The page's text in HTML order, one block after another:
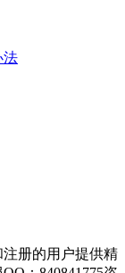
法
册的用户提供精